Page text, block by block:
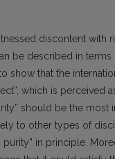
discontent with
be described in
show that the
which is perceived
should be the
to other types of
in principle.